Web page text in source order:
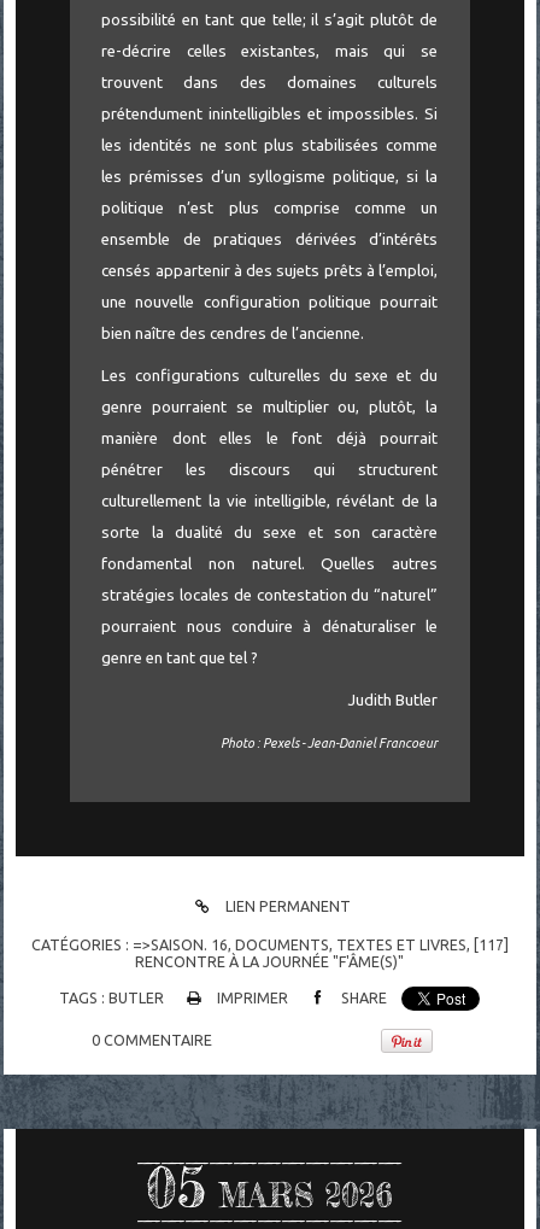
possibilité en tant que telle; il s’agit plutôt de
re-décrire celles existantes, mais qui se
trouvent dans des domaines culturels
prétendument inintelligibles et impossibles. Si
les identités ne sont plus stabilisées comme
les prémisses d’un syllogisme politique, si la
politique n’est plus comprise comme un
ensemble de pratiques dérivées d’intérêts
censés appartenir à des sujets prêts à l’emploi,
une nouvelle configuration politique pourrait
bien naître des cendres de l’ancienne.
Les configurations culturelles du sexe et du
genre pourraient se multiplier ou, plutôt, la
manière dont elles le font déjà pourrait
pénétrer les discours qui structurent
culturellement la vie intelligible, révélant de la
sorte la dualité du sexe et son caractère
fondamental non naturel. Quelles autres
stratégies locales de contestation du “naturel”
pourraient nous conduire à dénaturaliser le
genre en tant que tel ?
Judith Butler
Photo : Pexels - Jean-Daniel Francoeur
LIEN PERMANENT
CATÉGORIES : =>SAISON. 16, DOCUMENTS, TEXTES ET LIVRES,
[117]
RENCONTRE À LA JOURNÉE "F'ÂME(S)"
TAGS :BUTLER IMPRIMER SHARE
0 COMMENTAIRE
05 MARS 2026